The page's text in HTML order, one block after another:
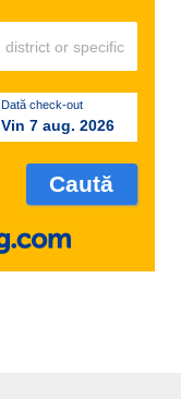
Dată check-out
Vin 7 aug. 2026